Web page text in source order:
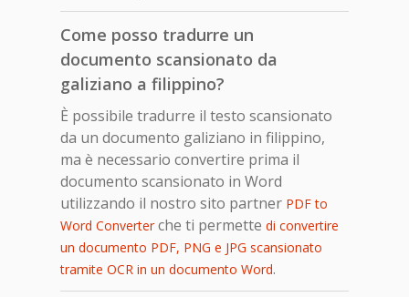
Come posso tradurre un
documento scansionato da
galiziano a filippino?
È possibile tradurre il testo scansionato
da un documento galiziano in filippino,
ma è necessario convertire prima il
documento scansionato in Word
utilizzando il nostro sito partner PDF to
Word Converterche ti permette di convertire
un documento PDF, PNG e JPG scansionato
tramite OCR in un documento Word.